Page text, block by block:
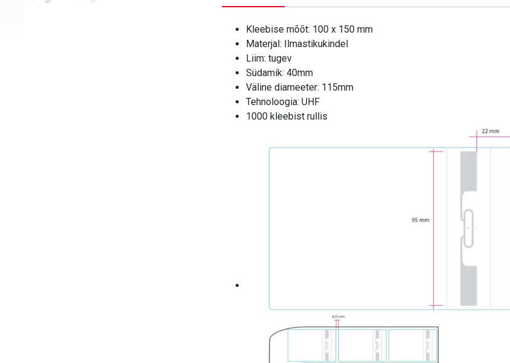
Kleebise mõõt: 100 x 150 mm
Materjal: Ilmastikukindel
Liim: tugev
Südamik: 40mm
Väline diameeter: 115mm
Tehnoloogia: UHF
1000 kleebist rullis